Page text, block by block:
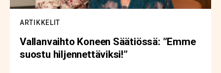
ARTIKKELIT
Vallanvaihto Koneen Säätiössä: ”Emme
suostu hiljennettäviksi!”